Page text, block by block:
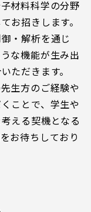
材料科学の分野
お招きします。
・解析を通じ
な機能が生み出
ただきます。
生方のご経験や
ことで、学生や
える契機となる
お待ちしており